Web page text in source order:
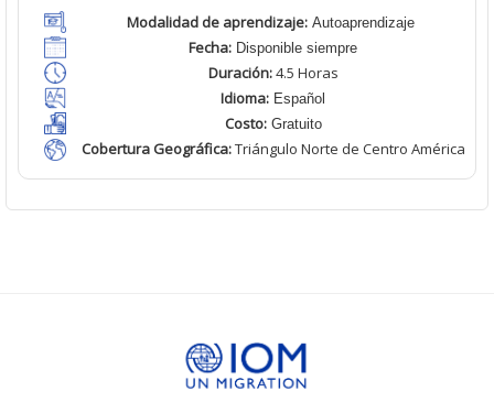
Modalidad de aprendizaje: Autoaprendizaje
Fecha: Disponible siempre
Duración:4.5 Horas
Idioma: Español
Costo:Gratuito
Cobertura Geográfica:Triángulo Norte de Centro América